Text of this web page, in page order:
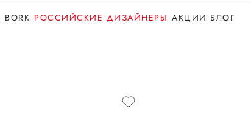
BORK РОССИЙСКИЕ ДИЗАЙНЕРЫ АКЦИИ БЛОГ